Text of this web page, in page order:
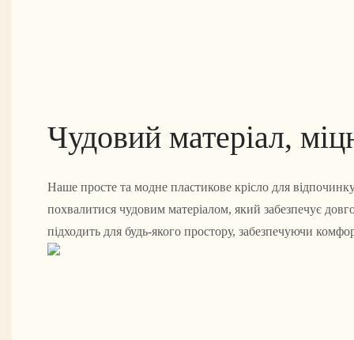
Чудовий матеріал,
Наше просте та модне пластикове крісло для
похвалитися чудовим матеріалом, який забезпечує
підходить для будь-якого простору, забезпечуючи